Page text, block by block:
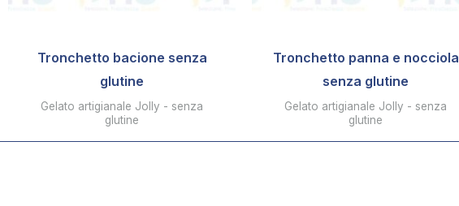
Tronchetto bacione senza
glutine
Gelato artigianale Jolly - senza
glutine
Tronchetto panna e nocciola
senza glutine
Gelato artigianale Jolly - senza
glutine